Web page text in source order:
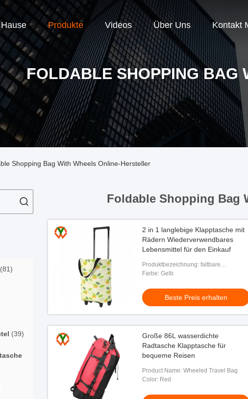
Produkte Videos Über Uns Kontakt
FOLDABLE SHOPPING BAG
Shopping Bag With Wheels Online-Hersteller
(81)
(39)
Foldable Shopping Bag
2 in 1 langlebige Klapptasche mit
Rädern Wiederverwendbares
Lebensmittel für den Einkauf
Produktbezeichnung: faltbare
Einkaufstasche
Farbe: Gelb
Beste Preis erhalten
Große 86L wasserdichte
Radtasche Klapptasche für
bequeme Reisen
Product Name: Wheeled Travel Bag
Color: Red